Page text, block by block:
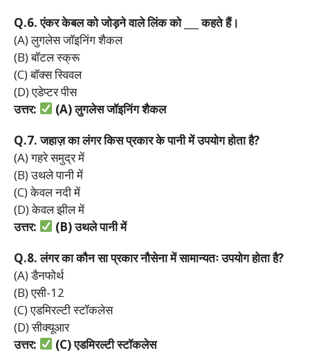
Q.6.एंकरकेबलकोजोड़नेवालेलिंकको ___कहतेहैं।
(A) लुगलेस जॉइनिंग शैकल
(B) बॉटल स्क्रू
(C) बॉक्स स्विवल
(D) एडेप्टर पीस
उत्तर:
(A)लुगलेसजॉइनिंगशैकल
Q.7.जहाज़कालंगरकिसप्रकारकेपानीमेंउपयोगहोताहै?
(A) गहरे समुद्र में
(B) उथले पानी में
(C) केवल नदी में
(D) केवल झील में
उत्तर:
(B)उथलेपानीमें
Q.8.लंगरकाकौनसाप्रकारनौसेनामेंसामान्यतःउपयोगहोताहै?
(A) डैनफोर्थ
(B) एसी-12
(C) एडमिरल्टी स्टॉकलेस
(D) सीक्यूआर
उत्तर:
(C)एडमिरल्टीस्टॉकलेस